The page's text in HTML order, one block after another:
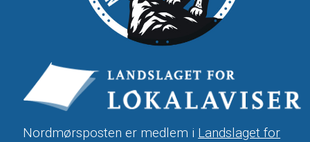
Nordmørsposten er medlem i Landslaget for